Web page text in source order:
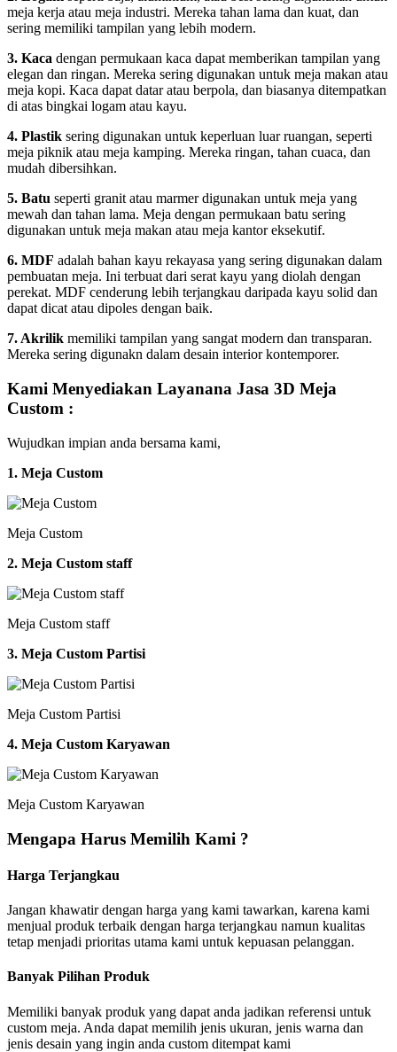
meja kerja atau meja industri. Mereka tahan lama dan kuat, dan
sering memiliki tampilan yang lebih modern.
3. Kaca dengan permukaan kaca dapat memberikan tampilan yang
elegan dan ringan. Mereka sering digunakan untuk meja makan atau
meja kopi. Kaca dapat datar atau berpola, dan biasanya ditempatkan
di atas bingkai logam atau kayu.
4. Plastik sering digunakan untuk keperluan luar ruangan, seperti
meja piknik atau meja kamping. Mereka ringan, tahan cuaca, dan
mudah dibersihkan.
5. Batu seperti granit atau marmer digunakan untuk meja yang
mewah dan tahan lama. Meja dengan permukaan batu sering
digunakan untuk meja makan atau meja kantor eksekutif.
6. MDF adalah bahan kayu rekayasa yang sering digunakan dalam
pembuatan meja. Ini terbuat dari serat kayu yang diolah dengan
perekat. MDF cenderung lebih terjangkau daripada kayu solid dan
dapat dicat atau dipoles dengan baik.
7. Akrilik memiliki tampilan yang sangat modern dan transparan.
Mereka sering digunakn dalam desain interior kontemporer.
Kami Menyediakan Layanana Jasa 3D Meja
Custom :
Wujudkan impian anda bersama kami,
1. Meja Custom
Meja Custom
2. Meja Custom staff
Meja Custom staff
3. Meja Custom Partisi
Meja Custom Partisi
4. Meja Custom Karyawan
Meja Custom Karyawan
Mengapa Harus Memilih Kami ?
Harga Terjangkau
Jangan khawatir dengan harga yang kami tawarkan, karena kami
menjual produk terbaik dengan harga terjangkau namun kualitas
tetap menjadi prioritas utama kami untuk kepuasan pelanggan.
Banyak Pilihan Produk
Memiliki banyak produk yang dapat anda jadikan referensi untuk
custom meja. Anda dapat memilih jenis ukuran, jenis warna dan
jenis desain yang ingin anda custom ditempat kami